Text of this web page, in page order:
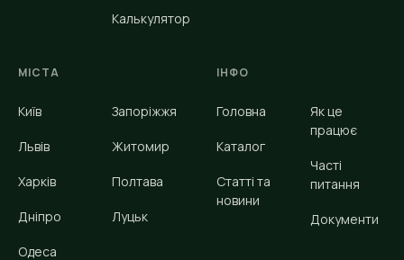
Калькулятор
МІСТА
Київ
Львів
Харків
Дніпро
Одеса
Запоріжжя
Житомир
Полтава
Луцьк
ІНФО
Головна
Каталог
Статті та
новини
Як це
працює
Часті
питання
Документи